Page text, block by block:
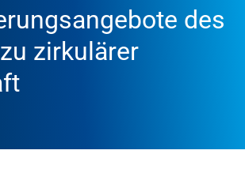
des
zirkulärer